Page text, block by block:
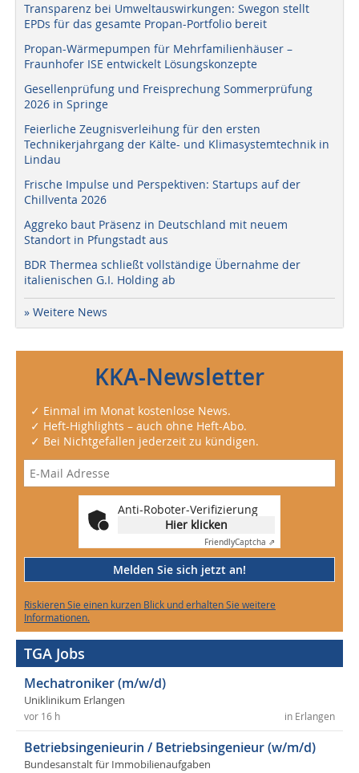
Transparenz bei Umweltauswirkungen: Swegon stellt
EPDs für das gesamte Propan-Portfolio bereit
Propan-Wärmepumpen für Mehrfamilienhäuser –
Fraunhofer ISE entwickelt Lösungskonzepte
Gesellenprüfung und Freisprechung Sommerprüfung
2026 in Springe
Feierliche Zeugnisverleihung für den ersten
Technikerjahrgang der Kälte- und Klimasystemtechnik in
Lindau
Frische Impulse und Perspektiven: Startups auf der
Chillventa 2026
Aggreko baut Präsenz in Deutschland mit neuem
Standort in Pfungstadt aus
BDR Thermea schließt vollständige Übernahme der
italienischen G.I. Holding ab
» Weitere News
KKA-Newsletter
✓ Einmal im Monat kostenlose News.
✓ Heft-Highlights – auch ohne Heft-Abo.
✓ Bei Nichtgefallen jederzeit zu kündigen.
Anti-Roboter-Verifizierung
Hier klicken
FriendlyCaptcha ⇗
Melden Sie sich jetzt an!
Riskieren Sie einen kurzen Blick und erhalten Sie weitere
Informationen.
TGA Jobs
Mechatroniker (m/w/d)
Uniklinikum Erlangen
in Erlangen
vor 16 h
Betriebsingenieurin / Betriebsingenieur (w/m/d)
Bundesanstalt für Immobilienaufgaben